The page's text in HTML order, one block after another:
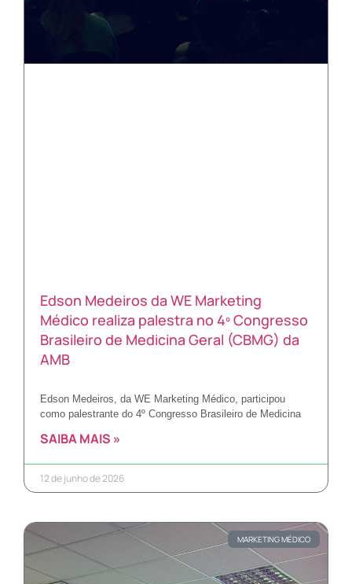
Edson Medeiros da WE Marketing
Médico realiza palestra no 4º Congresso
Brasileiro de Medicina Geral (CBMG) da
AMB
Edson Medeiros, da WE Marketing Médico, participou
como palestrante do 4º Congresso Brasileiro de Medicina
SAIBA MAIS »
12 de junho de 2026
MARKETING MÉDICO